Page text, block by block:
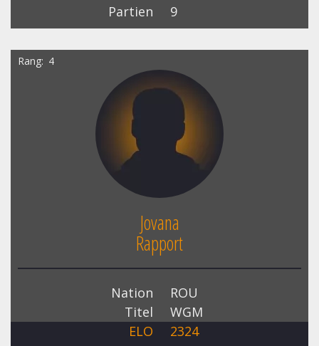
Partien
9
Rang 4
Jovana
Rapport
Nation
ROU
Titel
WGM
ELO
2324